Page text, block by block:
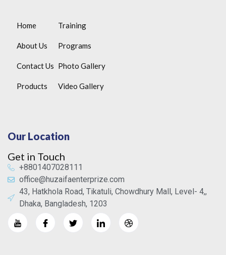
Home
About Us
Contact Us
Products
Training
Programs
Photo Gallery
Video Gallery
Our Location
Get in Touch
+8801407028111
office@huzaifaenterprize.com
43, Hatkhola Road, Tikatuli, Chowdhury Mall, Level- 4,,
Dhaka, Bangladesh, 1203